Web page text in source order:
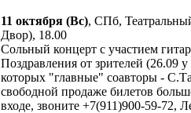
11 октября (Вс), СПб,
Двор), 18.00
Сольный концерт с участием
Поздравления от зрителей (26.09
которых "главные" соавторы -
свободной продаже билетов
входе, звоните +7(911)900-59-72,